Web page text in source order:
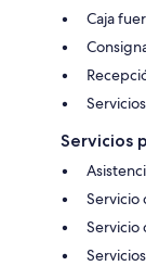
Caja
Servicios
Servicio
Servicio